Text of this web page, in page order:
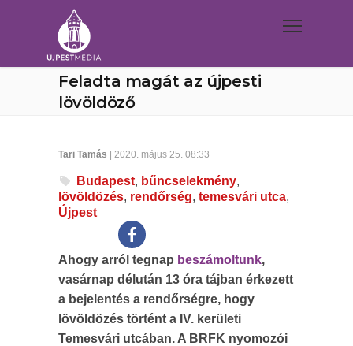
Feladta magát az újpesti
lövöldöző
Tari Tamás | 2020. május 25. 08:33
Budapest, bűncselekmény,
lövöldözés, rendőrség, temesvári utca,
Újpest
Ahogy arról tegnap beszámoltunk,
vasárnap délután 13 óra tájban érkezett
a bejelentés a rendőrségre, hogy
lövöldözés történt a IV. kerületi
Temesvári utcában. A BRFK nyomozói